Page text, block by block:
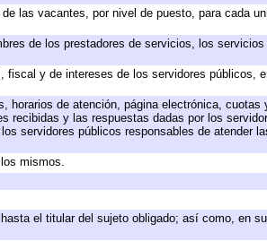
las vacantes, por nivel de puesto, para cada
de los prestadores de servicios, los servicios
fiscal y de intereses de los servidores públicos,
horarios de atención, página electrónica, cuotas
recibidas y las respuestas dadas por los
servidores públicos responsables de atender
mismos.
el titular del sujeto obligado; así como, en